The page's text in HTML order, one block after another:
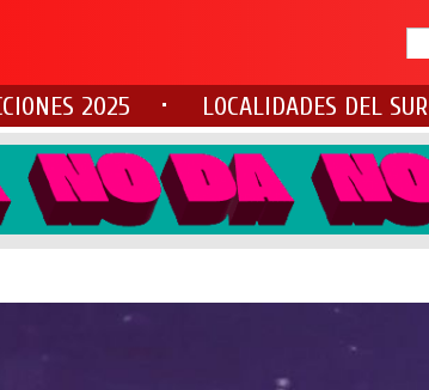
2025 LOCALIDADES DEL SUR